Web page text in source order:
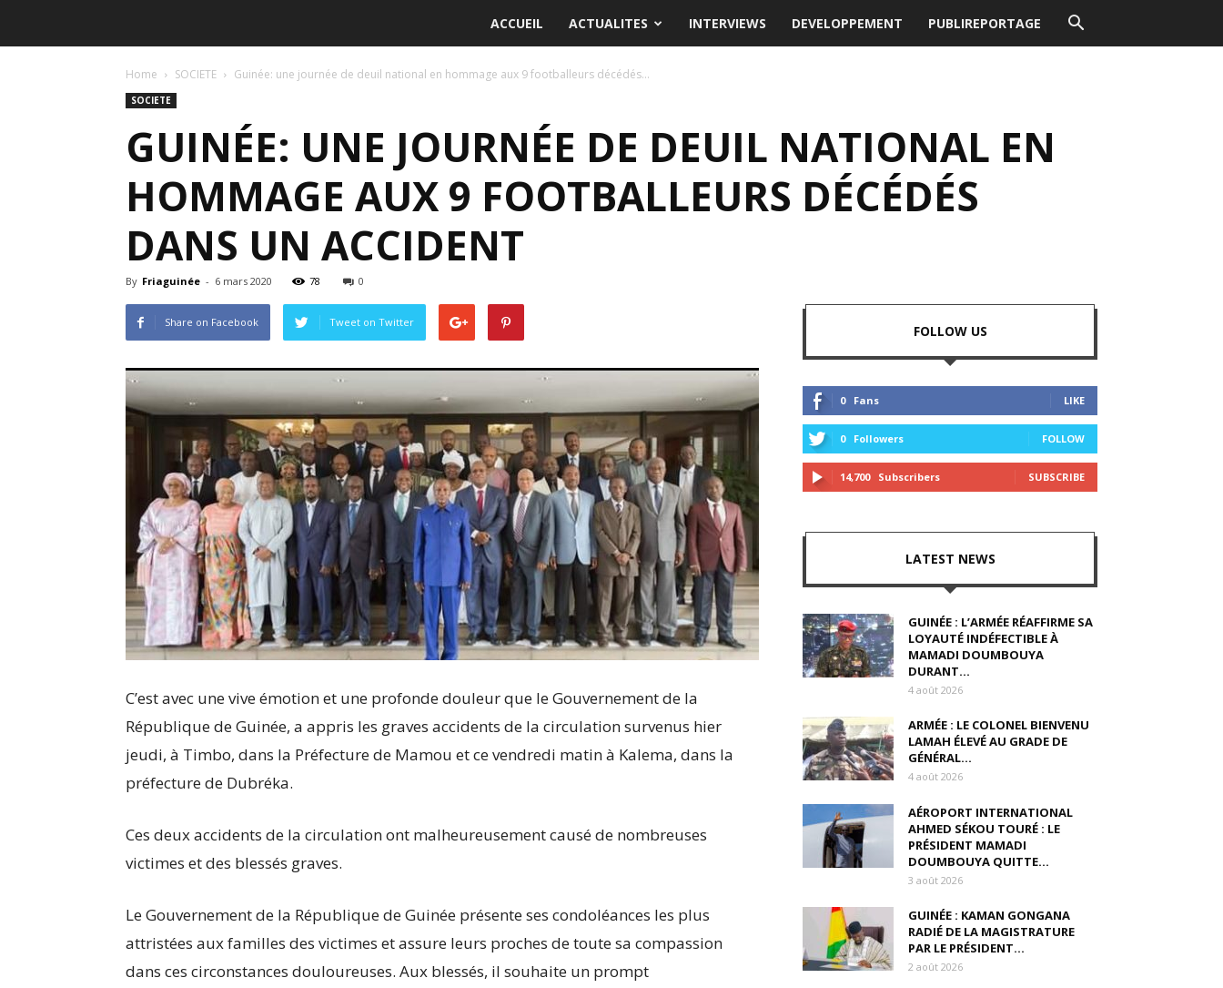
ACCUEIL ACTUALITES INTERVIEWS DEVELOPPEMENT PUBLIREPORTAGE
Home SOCIETE Guinée: une journée de deuil national en hommage aux 9 footballeurs décédés...
SOCIETE
GUINÉE: UNE JOURNÉE DE DEUIL NATIONAL EN
HOMMAGE AUX 9 FOOTBALLEURS DÉCÉDÉS
DANS UN ACCIDENT
By Friaguinée - 6 mars 2020 78 0
Share on Facebook Tweet on Twitter
C’est avec une vive émotion et une profonde douleur que le Gouvernement de la
République de Guinée, a appris les graves accidents de la circulation survenus hier
jeudi, à Timbo, dans la Préfecture de Mamou et ce vendredi matin à Kalema, dans la
préfecture de Dubréka.
Ces deux accidents de la circulation ont malheureusement causé de nombreuses
victimes et des blessés graves.
Le Gouvernement de la République de Guinée présente ses condoléances les plus
attristées aux familles des victimes et assure leurs proches de toute sa compassion
dans ces circonstances douloureuses. Aux blessés, il souhaite un prompt
FOLLOW US
0 Fans LIKE
0 Followers FOLLOW
14,700 Subscribers SUBSCRIBE
LATEST NEWS
GUINÉE : L’ARMÉE RÉAFFIRME SA
LOYAUTÉ INDÉFECTIBLE À
MAMADI DOUMBOUYA
DURANT...
4 août 2026
ARMÉE : LE COLONEL BIENVENU
LAMAH ÉLEVÉ AU GRADE DE
GÉNÉRAL...
4 août 2026
AÉROPORT INTERNATIONAL
AHMED SÉKOU TOURÉ : LE
PRÉSIDENT MAMADI
DOUMBOUYA QUITTE...
3 août 2026
GUINÉE : KAMAN GONGANA
RADIÉ DE LA MAGISTRATURE
PAR LE PRÉSIDENT...
2 août 2026